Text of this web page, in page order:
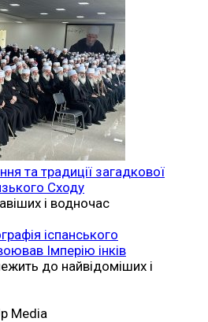
та традиції загадкової
Сходу
і водночас
іспанського
Імперію інків
до найвідоміших і
Media